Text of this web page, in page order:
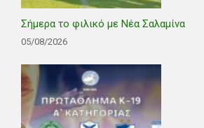
Σήμερα το φιλικό με Νέα Σαλαμίνα
05/08/2026